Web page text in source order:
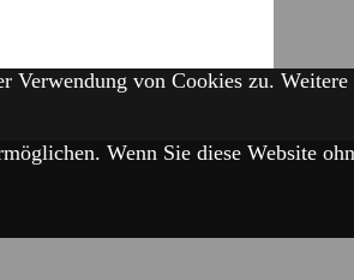
Verwendung von Cookies zu.
Wenn Sie diese Website